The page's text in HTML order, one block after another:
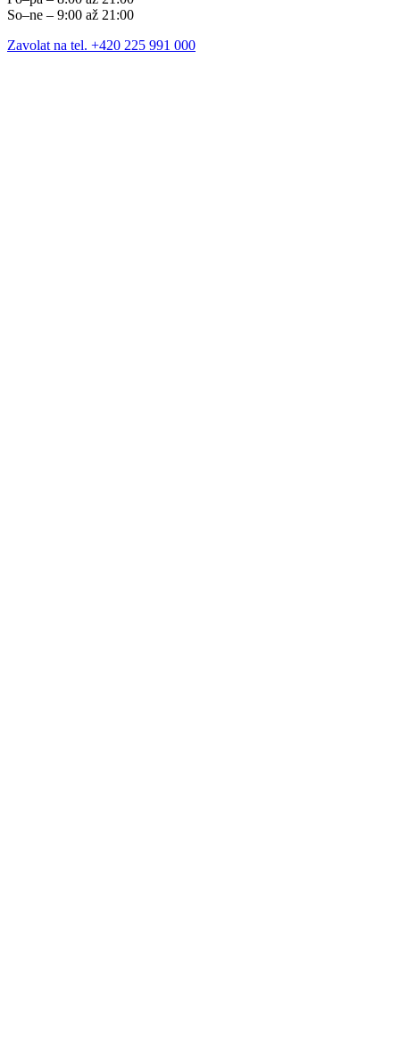
So–ne – 9:00 až 21:00
Zavolat na tel. +420 225 991 000